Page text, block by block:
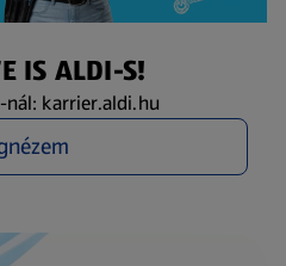
IS ALDI-S!
nál: karrier.aldi.hu